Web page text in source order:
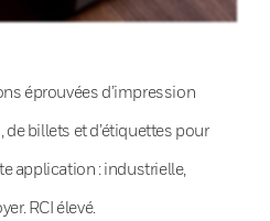
éprouvées d’impression
de billets et d’étiquettes pour
application : industrielle,
RCI élevé.